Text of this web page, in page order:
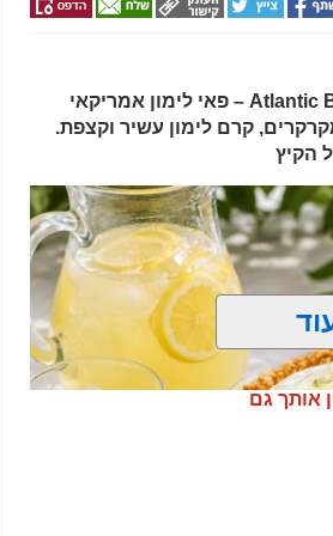
תוספת סוכר של "אחוה
הגרסה ביתית מוצלחת של Atlantic Beach Pie – פאי לימון אמריקאי
קרם לימון עשיר וקצפת.
הקיץ
אותך גם